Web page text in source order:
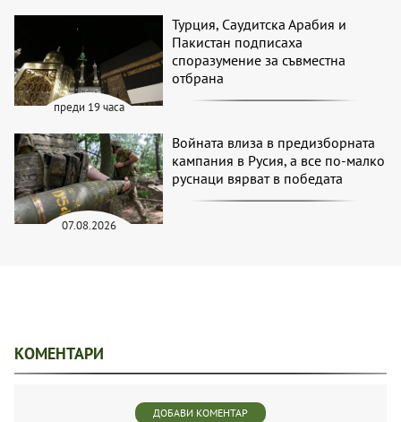
преди 19 часа
Турция, Саудитска Арабия и
Пакистан подписаха
споразумение за съвместна
отбрана
07.08.2026
Войната влиза в предизборната
кампания в Русия, а все по-малко
руснаци вярват в победата
КОМЕНТАРИ
ДОБАВИ КОМЕНТАР